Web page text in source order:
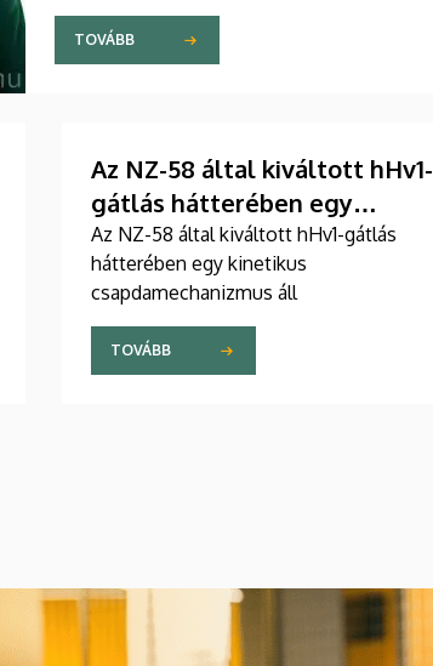
TOVÁBB
Az NZ-58 által kiváltott hHv1-
gátlás hátterében egy
kinetikus csapdamechanizmus
áll
Az NZ-58 által kiváltott hHv1-gátlás
hátterében egy kinetikus
csapdamechanizmus áll
TOVÁBB